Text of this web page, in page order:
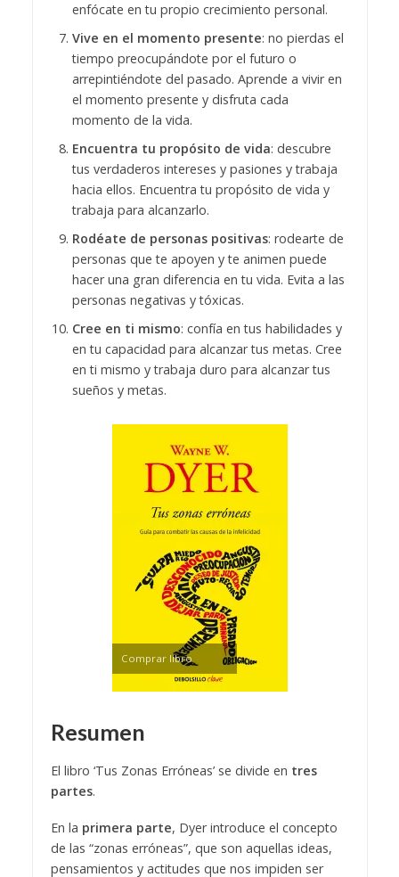
enfócate en tu propio crecimiento personal.
Vive en el momento presente: no pierdas el
tiempo preocupándote por el futuro o
arrepintiéndote del pasado. Aprende a vivir en
el momento presente y disfruta cada
momento de la vida.
Encuentra tu propósito de vida: descubre
tus verdaderos intereses y pasiones y trabaja
hacia ellos. Encuentra tu propósito de vida y
trabaja para alcanzarlo.
Rodéate de personas positivas: rodearte de
personas que te apoyen y te animen puede
hacer una gran diferencia en tu vida. Evita a las
personas negativas y tóxicas.
Cree en ti mismo: confía en tus habilidades y
en tu capacidad para alcanzar tus metas. Cree
en ti mismo y trabaja duro para alcanzar tus
sueños y metas.
Comprar libro
Resumen
El libro ‘Tus Zonas Erróneas’ se divide en tres
partes.
En la primera parte, Dyer introduce el concepto
de las “zonas erróneas”, que son aquellas ideas,
pensamientos y actitudes que nos impiden ser